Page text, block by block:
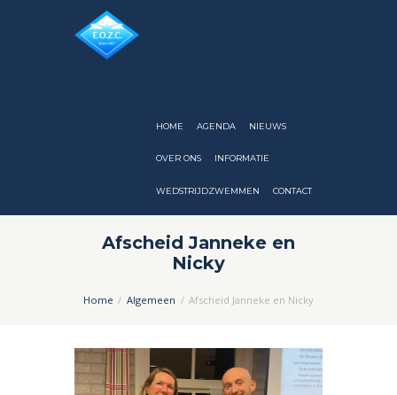
HOME AGENDA NIEUWS
OVER ONS INFORMATIE
WEDSTRIJDZWEMMEN CONTACT
Afscheid Janneke en
Nicky
Home Algemeen Afscheid Janneke en Nicky